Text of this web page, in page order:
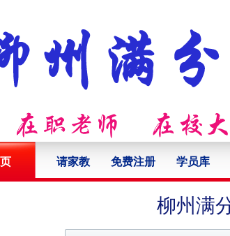
请家教 免费注册 学员库
柳州满